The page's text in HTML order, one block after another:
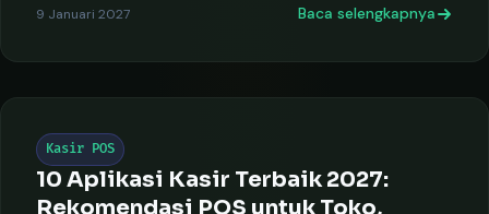
9 Januari 2027 Baca selengkapnya
Kasir POS
10 Aplikasi Kasir Terbaik 2027:
Rekomendasi POS untuk Toko,